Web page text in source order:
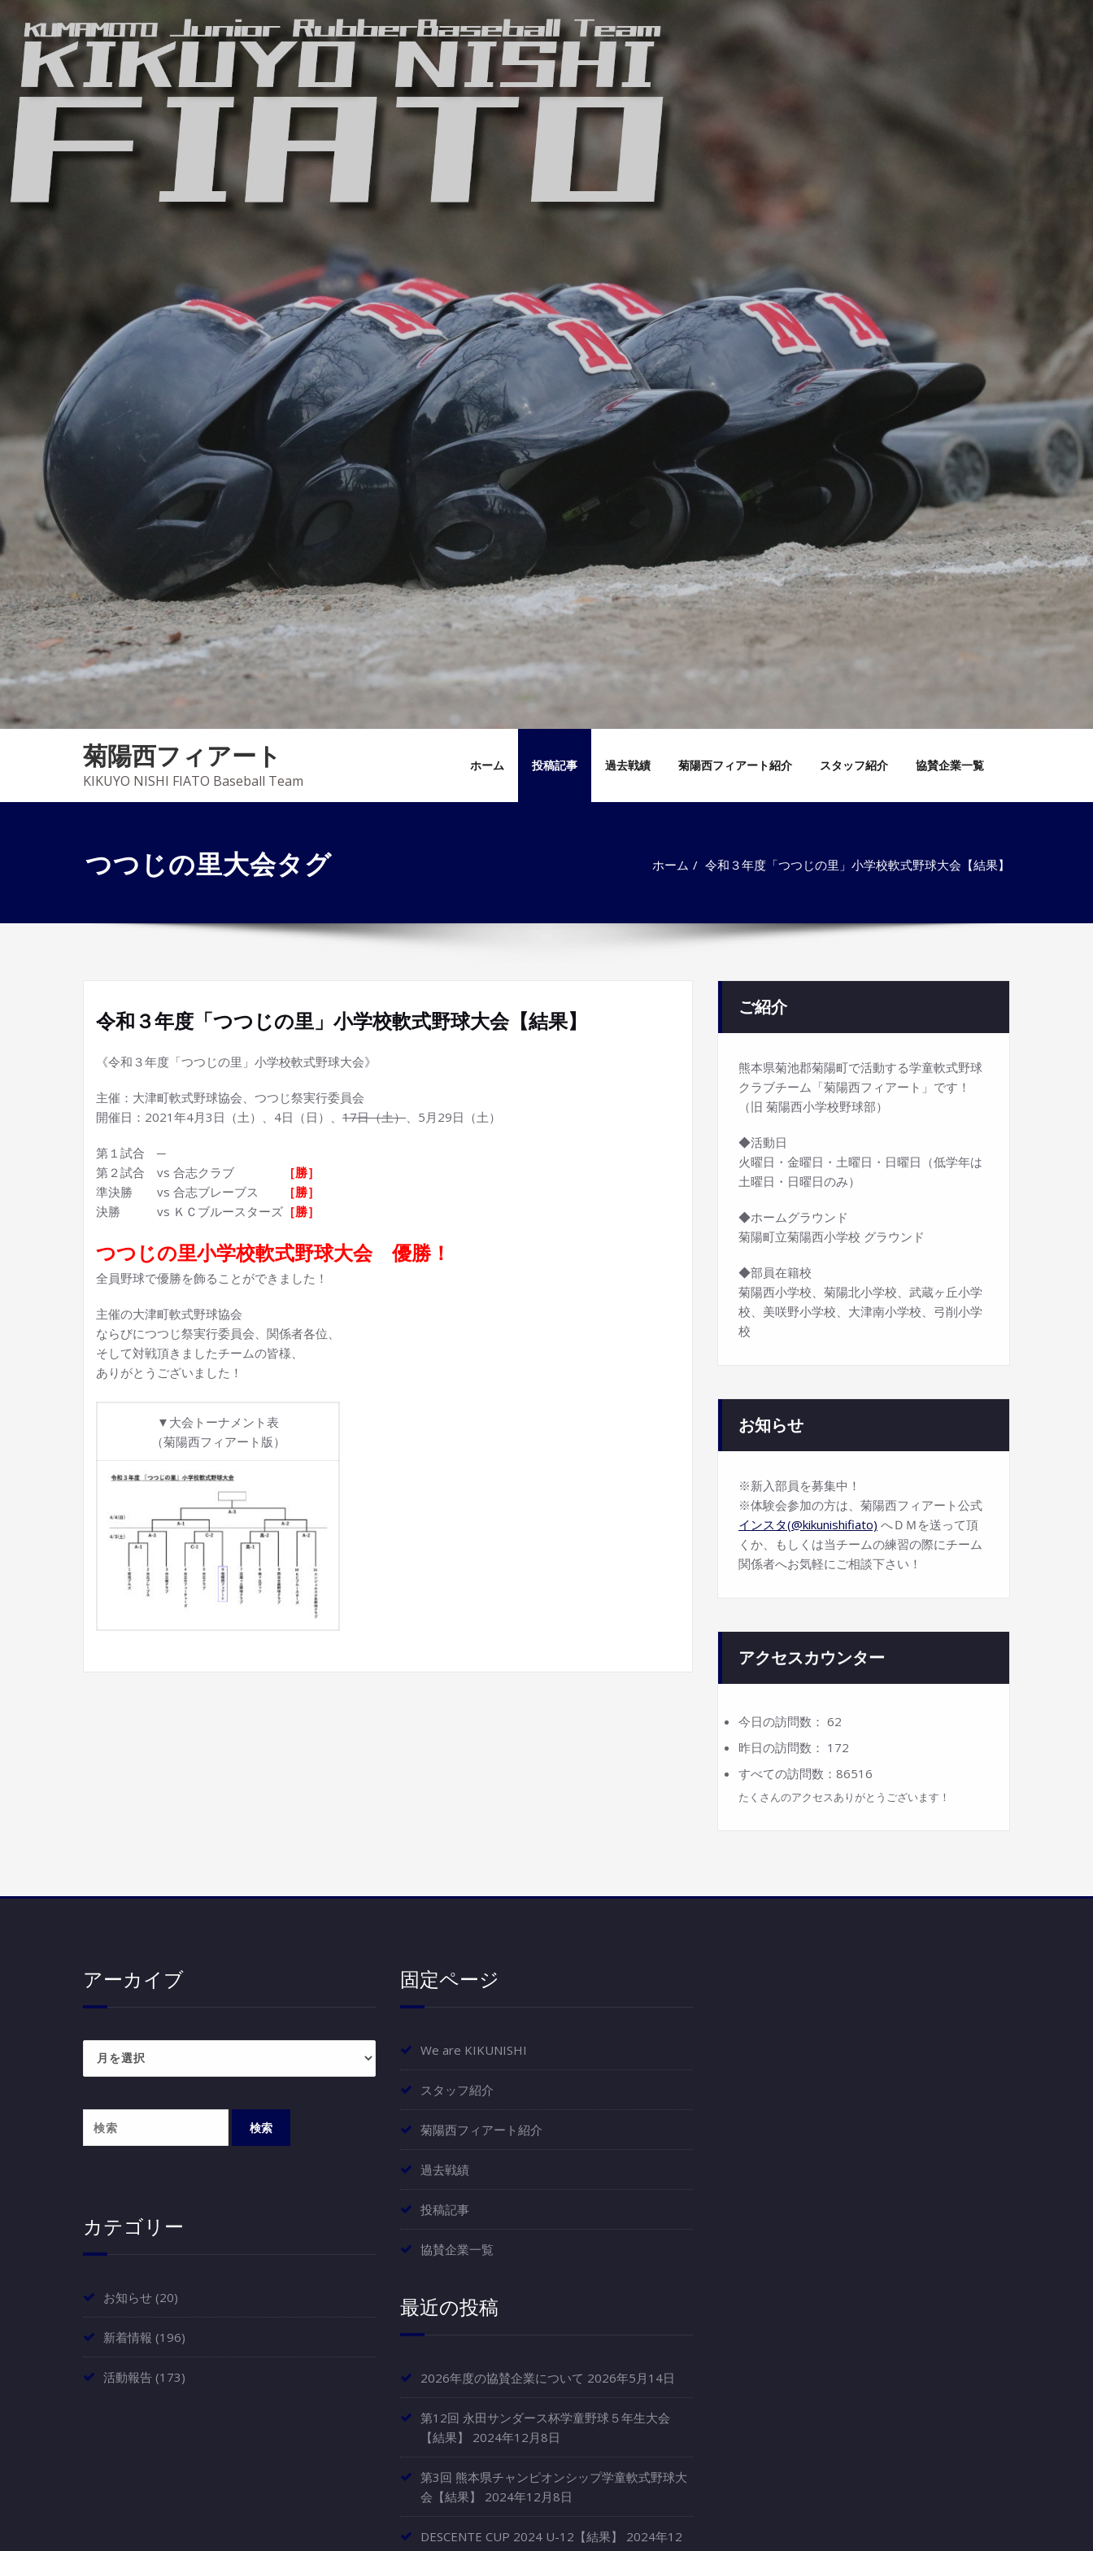
菊陽西フィアート
KIKUYO NISHI FIATO Baseball Team
ホーム 投稿記事 過去戦績 菊陽西フィアート紹介 スタッフ紹介 協賛企業一覧
つつじの里大会タグ ホーム 令和３年度「つつじの里」小学校軟式野球大会【結果】
令和３年度「つつじの里」小学校軟式野球大会【結果】
《令和３年度「つつじの里」小学校軟式野球大会》
主催：大津町軟式野球協会、つつじ祭実行委員会
開催日：2021年4月3日（土）、4日（日）、 17日（土） 、5月29日（土）
第１試合 ─
第２試合 vs 合志クラブ
［勝］
準決勝 vs 合志ブレーブス
［勝］
決勝 vs ＫＣブルースターズ ［勝］
つつじの里小学校軟式野球大会 優勝！
全員野球で優勝を飾ることができました！
主催の大津町軟式野球協会
ならびにつつじ祭実行委員会、関係者各位、
そして対戦頂きましたチームの皆様、
ありがとうございました！
▼大会トーナメント表
（菊陽西フィアート版）
ご紹介
熊本県菊池郡菊陽町で活動する学童軟式野球
クラブチーム「菊陽西フィアート」です！
（旧 菊陽西小学校野球部）
◆活動日
火曜日・金曜日・土曜日・日曜日（低学年は
土曜日・日曜日のみ）
◆ホームグラウンド
菊陽町立菊陽西小学校 グラウンド
◆部員在籍校
菊陽西小学校、菊陽北小学校、武蔵ヶ丘小学
校、美咲野小学校、大津南小学校、弓削小学
校
お知らせ
※新入部員を募集中！
※体験会参加の方は、菊陽西フィアート公式
インスタ(@kikunishifiato) へＤＭを送って頂
くか、もしくは当チームの練習の際にチーム
関係者へお気軽にご相談下さい！
アクセスカウンター
今日の訪問数： 62
昨日の訪問数： 172
すべての訪問数： 86516
たくさんのアクセスありがとうございます！
アーカイブ
イ
ブ
カテゴリー
お知らせ (20)
新着情報 (196)
活動報告 (173)
固定ページ
We are KIKUNISHI
スタッフ紹介
菊陽西フィアート紹介
過去戦績
投稿記事
協賛企業一覧
最近の投稿
2026年度の協賛企業について 2026年5月14日
第12回 永田サンダース杯学童野球５年生大会
【結果】
2024年12月8日
第3回 熊本県チャンピオンシップ学童軟式野球大
会【結果】
2024年12月8日
DESCENTE CUP 2024 U-12【結果】
2024年12